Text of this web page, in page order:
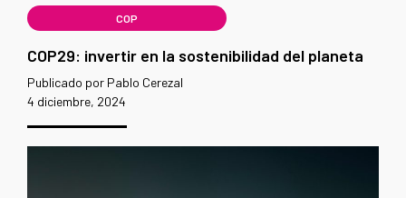
COP
COP29: invertir en la sostenibilidad del planeta
Publicado por Pablo Cerezal
4 diciembre, 2024